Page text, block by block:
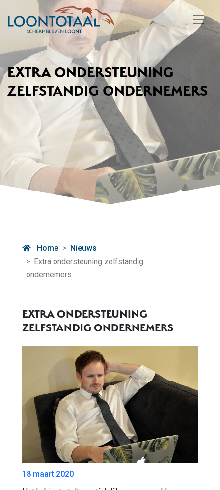
EXTRA ONDERSTEUNING
ZELFSTANDIG ONDERNEMERS
Home
Nieuws
Extra ondersteuning zelfstandig
ondernemers
EXTRA ONDERSTEUNING
ZELFSTANDIG ONDERNEMERS
18 maart 2020